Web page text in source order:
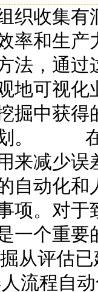
织收集有
效率和
，通过
地可视
掘中获
划。 在
来减少
自动化
项。对
是一个
评估已
流程自